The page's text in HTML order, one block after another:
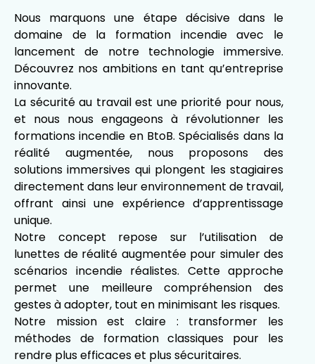
Nous marquons une étape décisive dans le
domaine de la formation incendie avec le
lancement de notre technologie immersive.
Découvrez nos ambitions en tant qu’entreprise
innovante.
La sécurité au travail est une priorité pour nous,
et nous nous engageons à révolutionner les
formations incendie en BtoB. Spécialisés dans la
réalité augmentée, nous proposons des
solutions immersives qui plongent les stagiaires
directement dans leur environnement de travail,
offrant ainsi une expérience d’apprentissage
unique.
Notre concept repose sur l’utilisation de
lunettes de réalité augmentée pour simuler des
scénarios incendie réalistes. Cette approche
permet une meilleure compréhension des
gestes à adopter, tout en minimisant les risques.
Notre mission est claire : transformer les
méthodes de formation classiques pour les
rendre plus efficaces et plus sécuritaires.